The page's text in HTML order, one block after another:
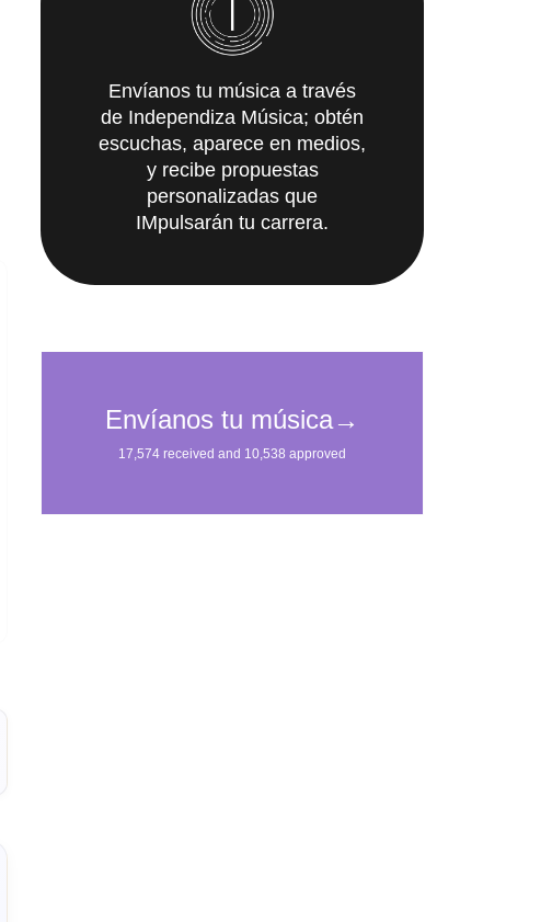
Envíanos tu música a través
de Independiza Música; obtén
escuchas, aparece en medios,
y recibe propuestas
personalizadas que
IMpulsarán tu carrera.